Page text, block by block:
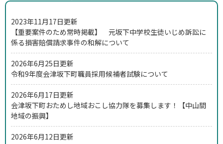
新
着
情
報
2023年11月17日更新
【重要案件のため常時掲載】 元坂下中学校生徒いじめ訴訟に
係る損害賠償請求事件の和解について
2026年6月25日更新
令和9年度会津坂下町職員採用候補者試験について
2026年6月17日更新
会津坂下町おためし地域おこし協力隊を募集します！【中山間
地域の振興】
2026年6月12日更新